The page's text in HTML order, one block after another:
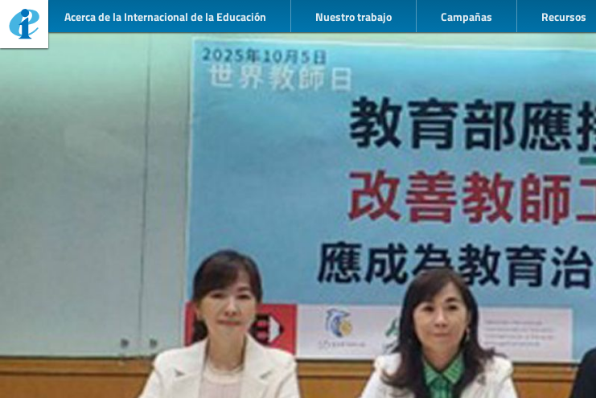
Acerca de la Internacional de la Educación Nuestro trabajo Campañas Recursos